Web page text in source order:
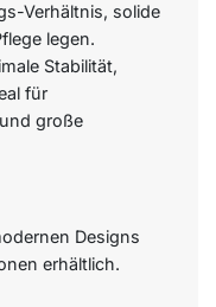
Verhältnis, solide
legen.
Stabilität,
für
große
Designs
erhältlich.